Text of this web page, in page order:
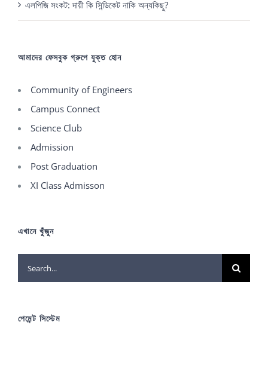
এলপিজি সংকট: দায়ী কি সিন্ডিকেট নাকি অন্যকিছু?
আমাদের ফেসবুক গ্রুপে যুক্ত হোন
Community of Engineers
Campus Connect
Science Club
Admission
Post Graduation
XI Class Admisson
এখানে খুঁজুন
Search
for:
পেমেন্ট সিস্টেম